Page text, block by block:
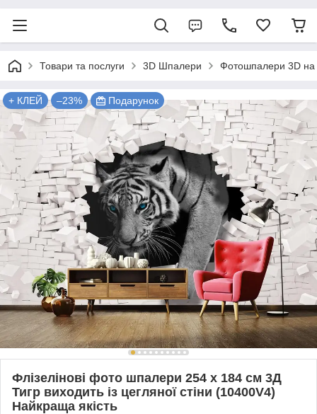
Товари та послуги 3D Шпалери Фотошпалери 3D на
+ КЛЕЙ –23% Подарунок
Флізелінові фото шпалери 254 x 184 см 3Д
Тигр виходить із цегляної стіни (10400V4)
Найкраща якість